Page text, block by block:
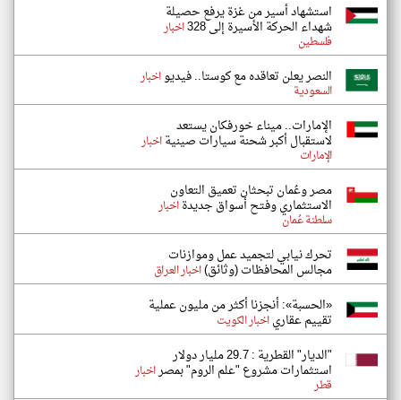
استشهاد أسير من غزة يرفع حصيلة
شهداء الحركة الأسيرة إلى 328 اخبار
فلسطين
النصر يعلن تعاقده مع كوستا.. فيديواخبار
السعودية
الإمارات.. ميناء خورفكان يستعد
لاستقبال أكبر شحنة سيارات صينيةاخبار
الإمارات
مصر وعُمان تبحثان تعميق التعاون
الاستثماري وفتح أسواق جديدةاخبار
سلطنة عُمان
تحرك نيابي لتجميد عمل وموازنات
مجالس المحافظات (وثائق)اخبار العراق
«الحسبة»: أنجزنا أكثر من مليون عملية
تقييم عقارياخبار الكويت
"الديار" القطرية : 29.7 مليار دولار
استثمارات مشروع "علم الروم" بمصراخبار
قطر